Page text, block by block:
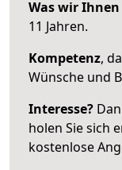
Was wir
11 Jahren.
Kompetenz,
Wünsche und
Interesse?
holen Sie sich
kostenlose